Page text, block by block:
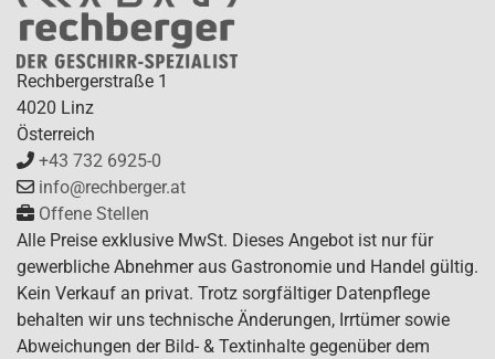
Rechbergerstraße 1
4020 Linz
Österreich
+43 732 6925-0
info@rechberger.at
Offene Stellen
Alle Preise exklusive MwSt. Dieses Angebot ist nur für
gewerbliche Abnehmer aus Gastronomie und Handel gültig.
Kein Verkauf an privat. Trotz sorgfältiger Datenpflege
behalten wir uns technische Änderungen, Irrtümer sowie
Abweichungen der Bild- & Textinhalte gegenüber dem